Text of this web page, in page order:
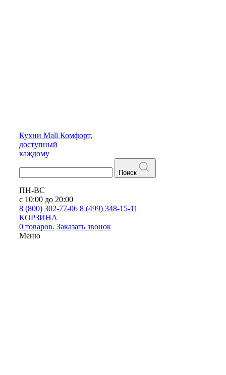
Кухни Mall Комфорт,
доступный
каждому
Поиск
ПН-ВС
с 10:00 до 20:00
8 (800) 302-77-06 8 (499) 348-15-11
КОРЗИНА
0 товаров. Заказать звонок
Меню